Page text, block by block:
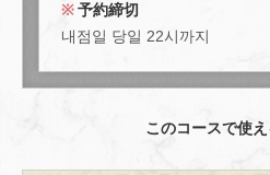
予約締切
내점일 당일 22시까지
このコースで使